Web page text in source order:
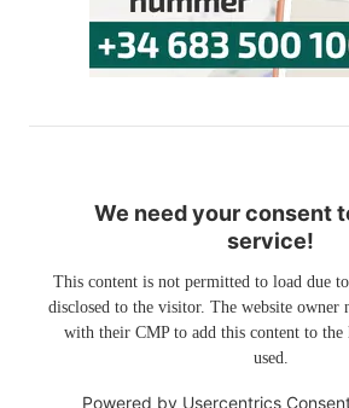
We need your consent
service!
This content is not permitted to load due
disclosed to the visitor. The website owner
with their CMP to add this content to the
used.
Powered by Usercentrics